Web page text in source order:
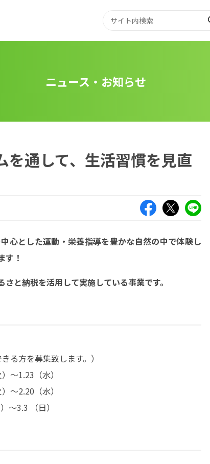
ニュース・お知らせ
を通して、生活習慣を見直
Facebook X（旧Twitter
心とした運動・栄養指導を豊かな自然の中で体験し
す！
と納税を活用して実施している事業です。
る方を募集致します。）
～1.23（水）
～2.20（水）
3.3 （日）